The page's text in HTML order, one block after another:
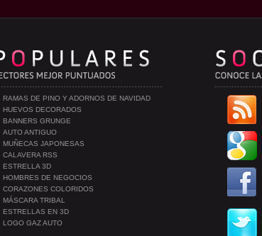
RAMAS DE PINO Y ADORNOS DE NAVIDAD
HUEVOS DECORADOS
BANNERS GRUNGE
AUTO ANTIGUO
MUÑECAS JAPONESAS
CALAVERA RSS
ESTRELLA 3D
HOMBRES DE NEGOCIOS
CORAZONES COLORIDOS
MÁSCARA TRIBAL
ESTRELLAS EN 3D
LOGO GAZ AUTO